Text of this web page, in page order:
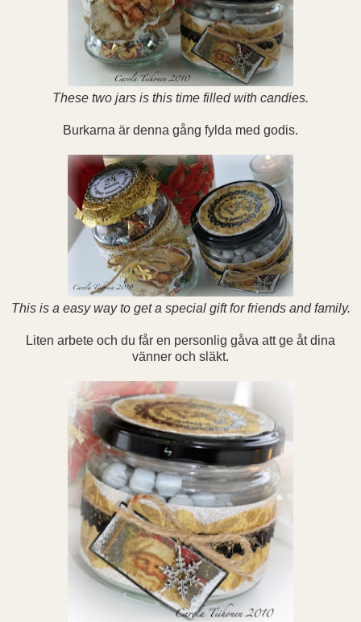
These two jars is this time filled with candies.
Burkarna är denna gång fylda med godis.
This is a easy way to get a special gift for friends and family.
Liten arbete och du får en personlig gåva att ge åt dina
vänner och släkt.